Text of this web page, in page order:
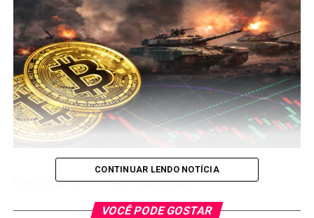
CONTINUAR LENDO NOTÍCIA
VOCÊ PODE GOSTAR